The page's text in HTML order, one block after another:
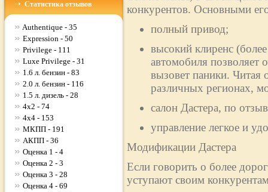
Статистика отзывов
Authentique - 35
Expression - 50
Privilege - 111
Luxe Privilege - 31
1.6 л. бензин - 83
2.0 л. бензин - 116
1.5 л. дизель - 28
4x2 - 74
4x4 - 153
МКПП - 191
АКПП - 36
Оценка 1 - 4
Оценка 2 - 3
Оценка 3 - 28
Оценка 4 - 69
конкурентов. Основными
полный привод;
высокий клиренс
автомобиля позволяет
вызовет паники. Читая
различных регионах,
салон Дастера, по
управление легкое и
Модификации Дастера
Если говорить о более
уступают своим